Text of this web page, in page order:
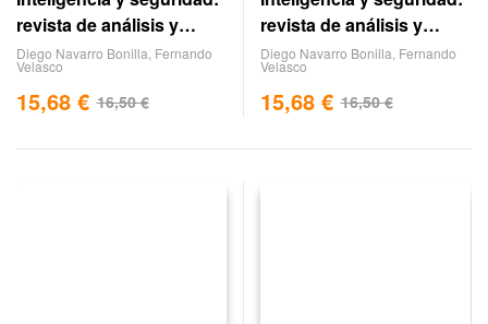
revista de análisis y
prospectiva. nº 4
Diego Navarro Bonilla Fernando
Velasco
16,50€
15,68 €
revista de análisis y
prospectiva. nº 3
Diego Navarro Bonilla Fernando
Velasco
16,50€
15,68 €